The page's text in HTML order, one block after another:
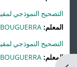
التصحيح النموذجي لمقياس
المعلم:
التصحيح النموذجي لمقياس
المعلم: